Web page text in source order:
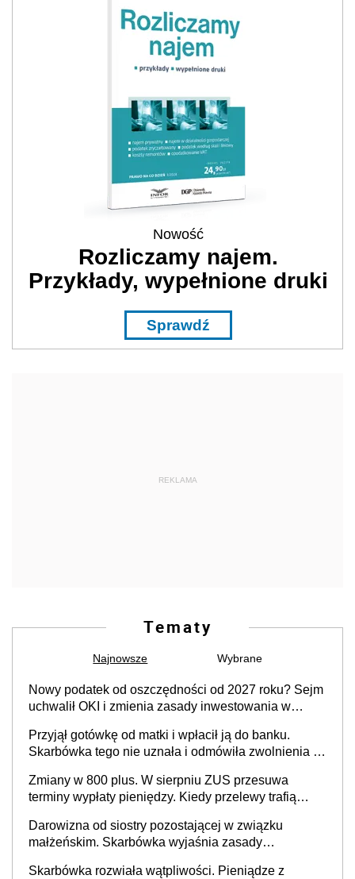
Nowość
Rozliczamy najem.
Przykłady, wypełnione druki
Sprawdź
REKLAMA
Tematy
Najnowsze Wybrane
Nowy podatek od oszczędności od 2027 roku? Sejm
uchwalił OKI i zmienia zasady inwestowania w
Przyjął gotówkę od matki i wpłacił ją do banku.
Skarbówka tego nie uznała i odmówiła zwolnienia z
Zmiany w 800 plus. W sierpniu ZUS przesuwa
terminy wypłaty pieniędzy. Kiedy przelewy trafią
Darowizna od siostry pozostającej w związku
małżeńskim. Skarbówka wyjaśnia zasady
Skarbówka rozwiała wątpliwości. Pieniądze z